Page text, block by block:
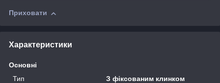
Приховати
Характеристики
Основні
Тип
З фіксованим клинком